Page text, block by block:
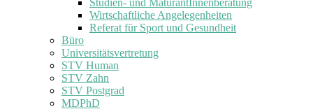
Studien- und MaturantInnenberatung
Wirtschaftliche Angelegenheiten
Referat für Sport und Gesundheit
Büro
Universitätsvertretung
STV Human
STV Zahn
STV Postgrad
MDPhD